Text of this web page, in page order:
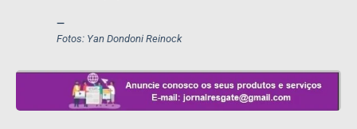
—
Fotos: Yan Dondoni Reinock